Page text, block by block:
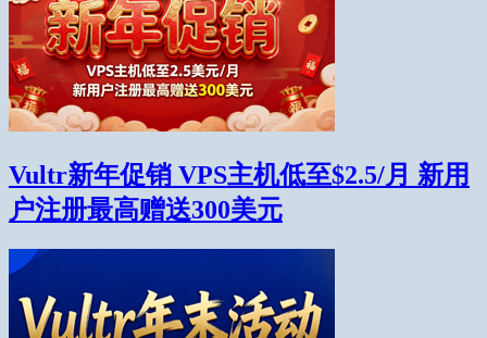
Vultr新年促销 VPS主机低至$2.5/月 新用
户注册最高赠送300美元